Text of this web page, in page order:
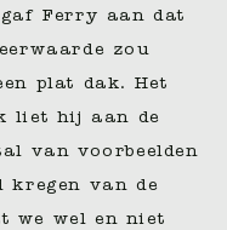
Ferry aan dat
zou
plat dak. Het
liet hij aan de
van voorbeelden
kregen van de
we wel en niet